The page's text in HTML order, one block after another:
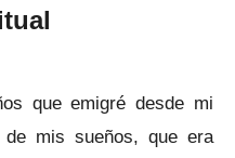
que emigré desde mi
mis sueños, que era